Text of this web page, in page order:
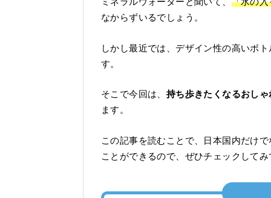
なからずいるでしょう。
しかし最近では、デザイン性の高いボ
す。
そこで今回は、 持ち歩きたくなるおし
ます。
この記事を読むことで、日本国内だけ
ことができるので、ぜひチェックして